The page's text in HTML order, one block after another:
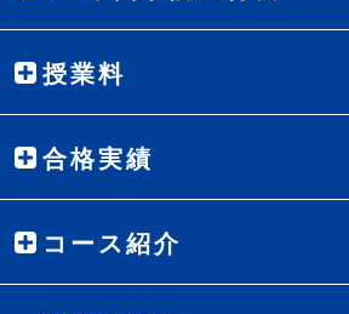
授業料
合格実績
コース紹介